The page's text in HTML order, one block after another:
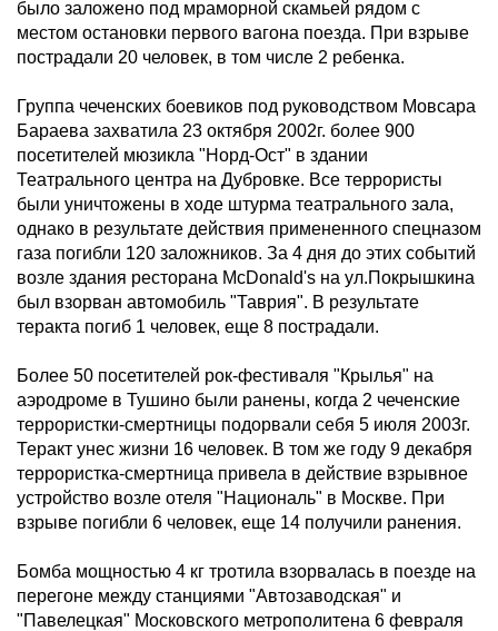
было заложено под мраморной скамьей рядом с
местом остановки первого вагона поезда. При взрыве
пострадали 20 человек, в том числе 2 ребенка.
Группа чеченских боевиков под руководством Мовсара
Бараева захватила 23 октября 2002г. более 900
посетителей мюзикла "Норд-Ост" в здании
Театрального центра на Дубровке. Все террористы
были уничтожены в ходе штурма театрального зала,
однако в результате действия примененного спецназом
газа погибли 120 заложников. За 4 дня до этих событий
возле здания ресторана McDonald's на ул.Покрышкина
был взорван автомобиль "Таврия". В результате
теракта погиб 1 человек, еще 8 пострадали.
Более 50 посетителей рок-фестиваля "Крылья" на
аэродроме в Тушино были ранены, когда 2 чеченские
террористки-смертницы подорвали себя 5 июля 2003г.
Теракт унес жизни 16 человек. В том же году 9 декабря
террористка-смертница привела в действие взрывное
устройство возле отеля "Националь" в Москве. При
взрыве погибли 6 человек, еще 14 получили ранения.
Бомба мощностью 4 кг тротила взорвалась в поезде на
перегоне между станциями "Автозаводская" и
"Павелецкая" Московского метрополитена 6 февраля